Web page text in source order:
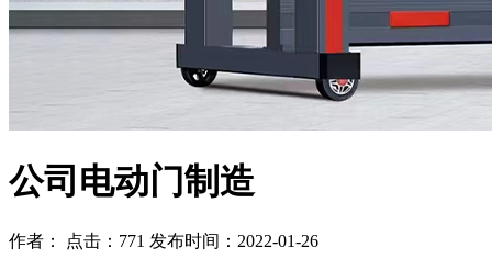
公司电动门制造
作者： 点击：771 发布时间：2022-01-26